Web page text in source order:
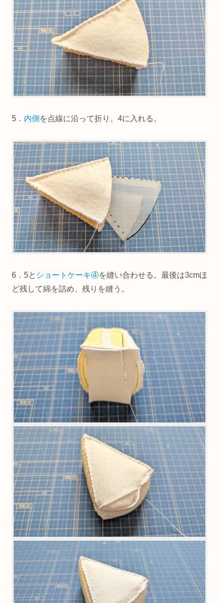
5． 内側 を点線に沿って折り、4に入れる。
6．5と ショートケーキ④を縫い合わせる。最後は3cmほ
ど残して綿を詰め、残りを縫う。